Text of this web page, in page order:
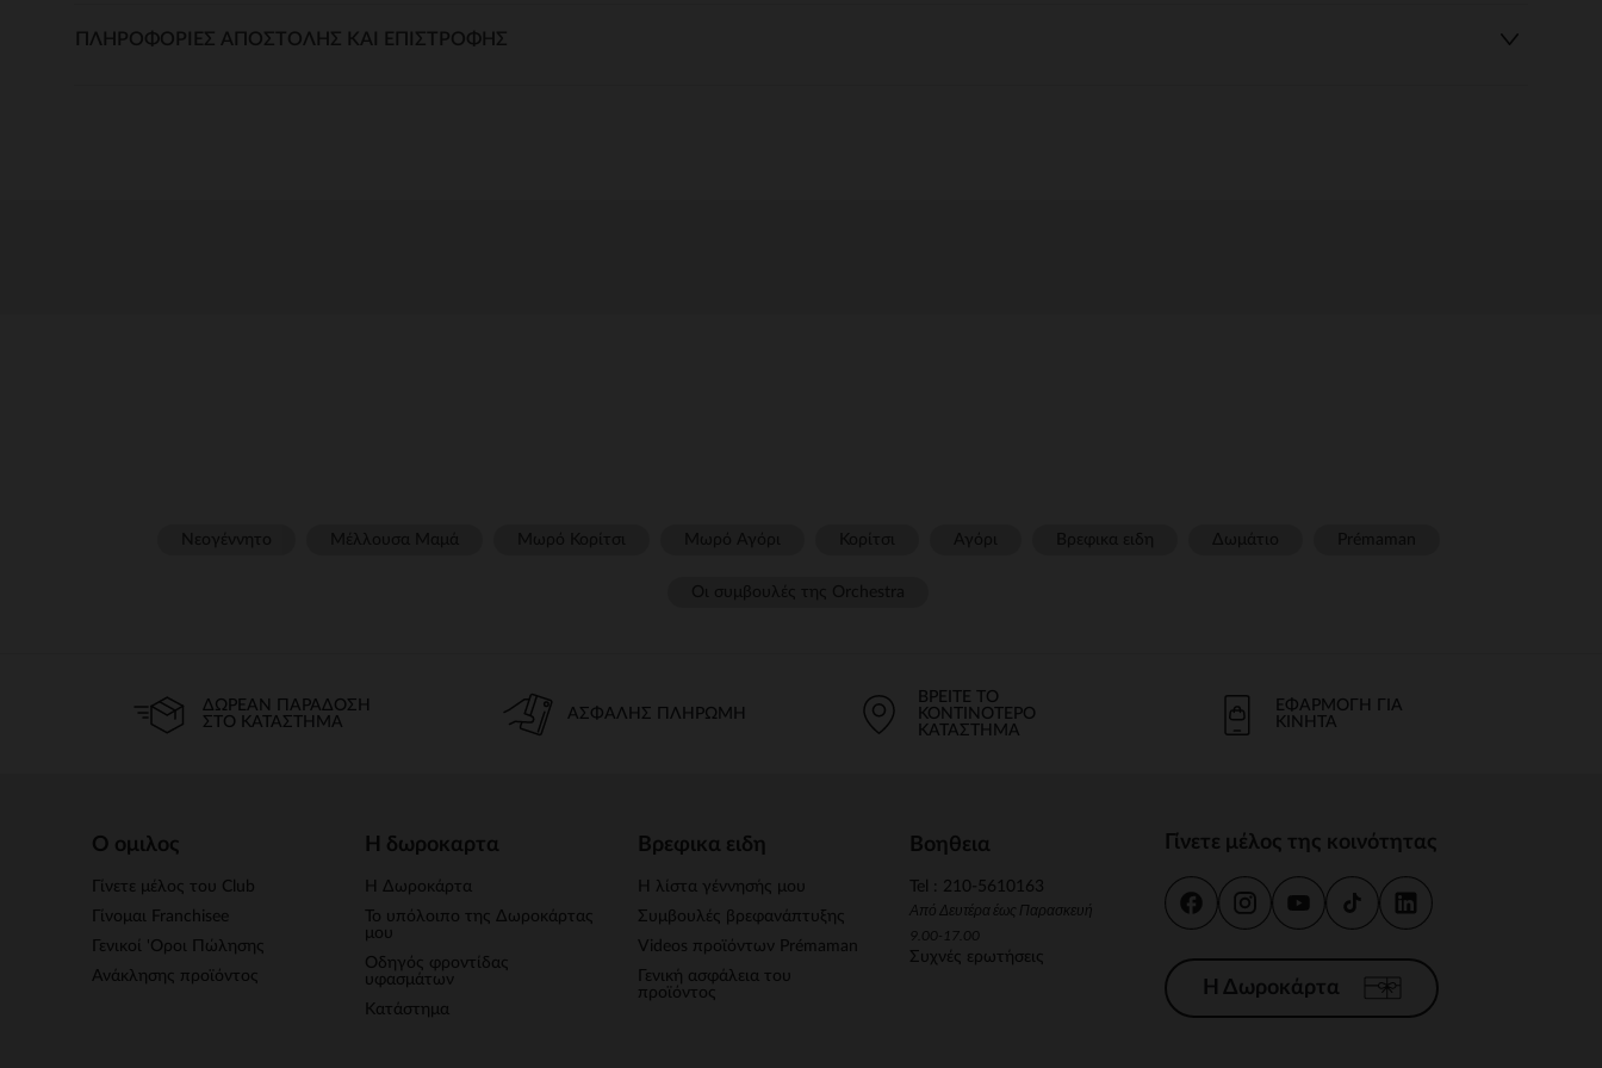
ΠΛΗΡΟΦΟΡΊΕΣ ΑΠΟΣΤΟΛΉΣ ΚΑΙ ΕΠΙΣΤΡΟΦΉΣ
ΔΩΡΕΆΝ ΠΑΡΆΔΟΣΗ
ΣΤΟ ΚΑΤΆΣΤΗΜΑ
ΑΣΦΑΛΉΣ ΠΛΗΡΩΜΉ
ΒΡΕΊΤΕ ΤΟ
ΚΟΝΤΙΝΌΤΕΡΟ
ΚΑΤΆΣΤΗΜΑ
ΕΦΑΡΜΟΓΉ ΓΙΑ
ΚΙΝΗΤΆ
Ο ομιλος
Γίνετε μέλος του Club
Γίνομαι Franchisee
Γενικοί 'Οροι Πώλησης
Ανάκλησης προϊόντος
Η δωροκαρτα
Η Δωροκάρτα
Το υπόλοιπο της Δωροκάρτας
μου
Οδηγός φροντίδας
υφασμάτων
Κατάστημα
Βρεφικα ειδη
Η λίστα γέννησής μου
Συμβουλές βρεφανάπτυξης
Videos προϊόντων Prémaman
Γενική ασφάλεια του
προϊόντος
Βοηθεια
Tel : 210-5610163
Από Δευτέρα έως Παρασκευή
9.00-17.00
Συχνές ερωτήσεις
Γίνετε μέλος της κοινότητας
Η Δωροκάρτα